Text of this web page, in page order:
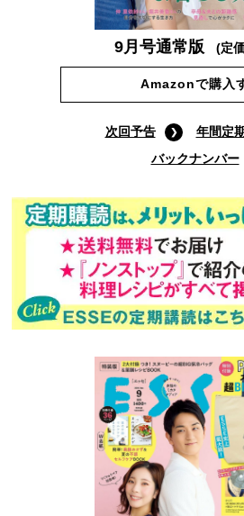
9月号通常版 (定
Amazonで購入
次回予告
年間定
バックナンバー